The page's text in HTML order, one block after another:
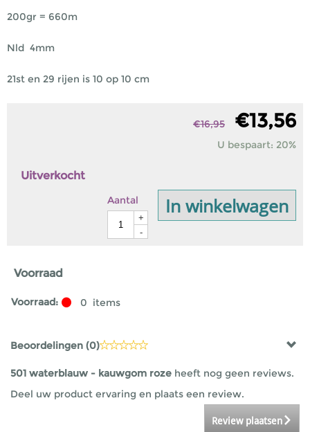
200gr = 660m
Nld 4mm
21st en 29 rijen is 10 op 10 cm
€16,95 €13,56
U bespaart: 20%
Uitverkocht
Aantal
+
-
In winkelwagen
Voorraad
Voorraad: 0 items
Beoordelingen (0)
501 waterblauw - kauwgom roze heeft nog geen reviews.
Deel uw product ervaring en plaats een review.
Review plaatsen